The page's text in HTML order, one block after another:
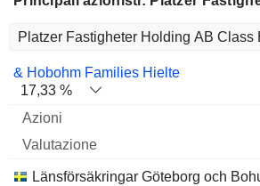
Nome Azioni % Valutazione
& Hobohm Families Hielte
17,33 %
Länsförsäkringar Göteborg och